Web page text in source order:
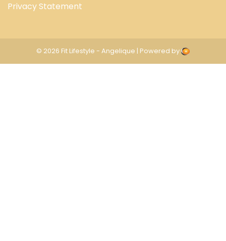
Privacy Statement
© 2026 Fit Lifestyle - Angelique | Powered by